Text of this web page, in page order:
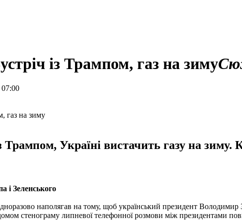
із Трампом, газ на зиму
Трампом, Україні вистачить газу на зиму.
і Зеленського
наполягав на тому, щоб український президент Володимир
стенограму липневої телефонної розмови між президентами